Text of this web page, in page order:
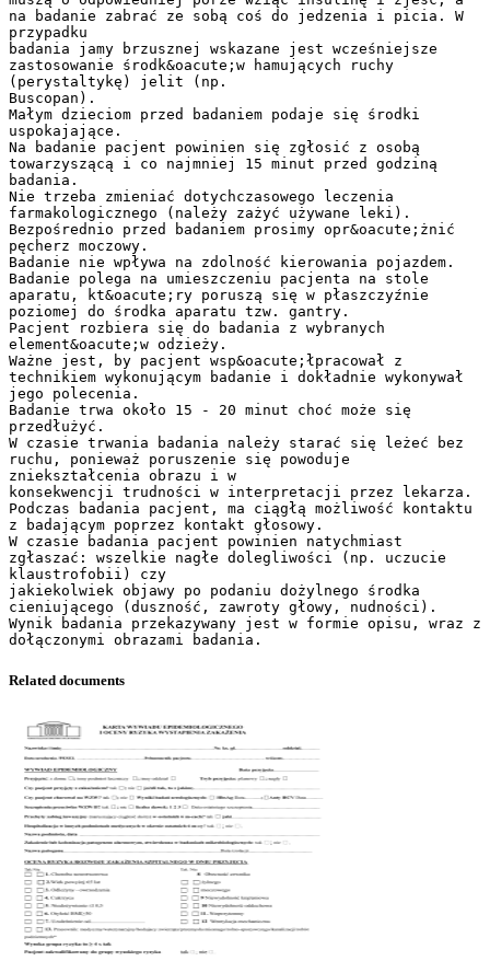
na badanie zabrać ze sobą coś do jedzenia i picia. W
przypadku
badania jamy brzusznej wskazane jest wcześniejsze
zastosowanie środk&oacute;w hamujących ruchy
(perystaltykę) jelit (np.
Buscopan).
Małym dzieciom przed badaniem podaje się środki
uspokajające.
Na badanie pacjent powinien się zgłosić z osobą
towarzyszącą i co najmniej 15 minut przed godziną
badania.
Nie trzeba zmieniać dotychczasowego leczenia
farmakologicznego (należy zażyć używane leki).
Bezpośrednio przed badaniem prosimy opr&oacute;żnić
pęcherz moczowy.
Badanie nie wpływa na zdolność kierowania pojazdem.
Badanie polega na umieszczeniu pacjenta na stole
aparatu, kt&oacute;ry poruszą się w płaszczyźnie
poziomej do środka aparatu tzw. gantry.
Pacjent rozbiera się do badania z wybranych
element&oacute;w odzieży.
Ważne jest, by pacjent wsp&oacute;łpracował z
technikiem wykonującym badanie i dokładnie wykonywał
jego polecenia.
Badanie trwa około 15 - 20 minut choć może się
przedłużyć.
W czasie trwania badania należy starać się leżeć bez
ruchu, ponieważ poruszenie się powoduje
zniekształcenia obrazu i w
konsekwencji trudności w interpretacji przez lekarza.
Podczas badania pacjent, ma ciągłą możliwość kontaktu
z badającym poprzez kontakt głosowy.
W czasie badania pacjent powinien natychmiast
zgłaszać: wszelkie nagłe dolegliwości (np. uczucie
klaustrofobii) czy
jakiekolwiek objawy po podaniu dożylnego środka
cieniującego (duszność, zawroty głowy, nudności).
Wynik badania przekazywany jest w formie opisu, wraz z
Related documents